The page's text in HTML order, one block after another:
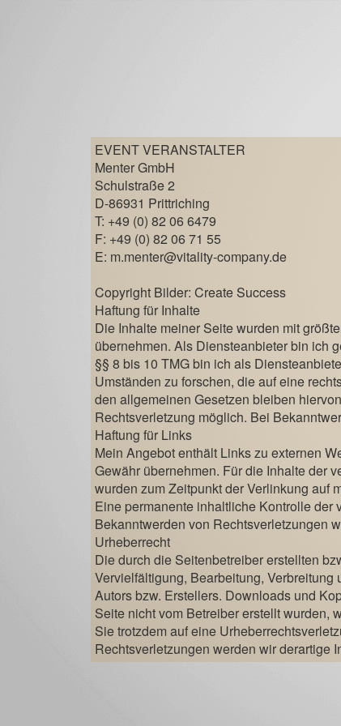
EVENT VERANSTALTER
Menter GmbH
Schulstraße 2
D-86931 Prittriching
T: +49 (0) 82 06 6479
F: +49 (0) 82 06 71 55
E: m.menter@vitality-company.de
Copyright Bilder: Create Success
Haftung für Inhalte
Die Inhalte meiner Seite wurden mit
übernehmen. Als Diensteanbieter bin ich
§§ 8 bis 10 TMG bin ich als
Umständen zu forschen, die auf eine
den allgemeinen Gesetzen bleiben
Rechtsverletzung möglich. Bei
Haftung für Links
Mein Angebot enthält Links zu externen
Gewähr übernehmen. Für die Inhalte der
wurden zum Zeitpunkt der Verlinkung auf
Eine permanente inhaltliche Kontrolle der
Bekanntwerden von Rechtsverletzungen
Urheberrecht
Die durch die Seitenbetreiber erstellten
Vervielfältigung, Bearbeitung,
Autors bzw. Erstellers. Downloads und
Seite nicht vom Betreiber erstellt wurden,
Sie trotzdem auf eine
Rechtsverletzungen werden wir derartige